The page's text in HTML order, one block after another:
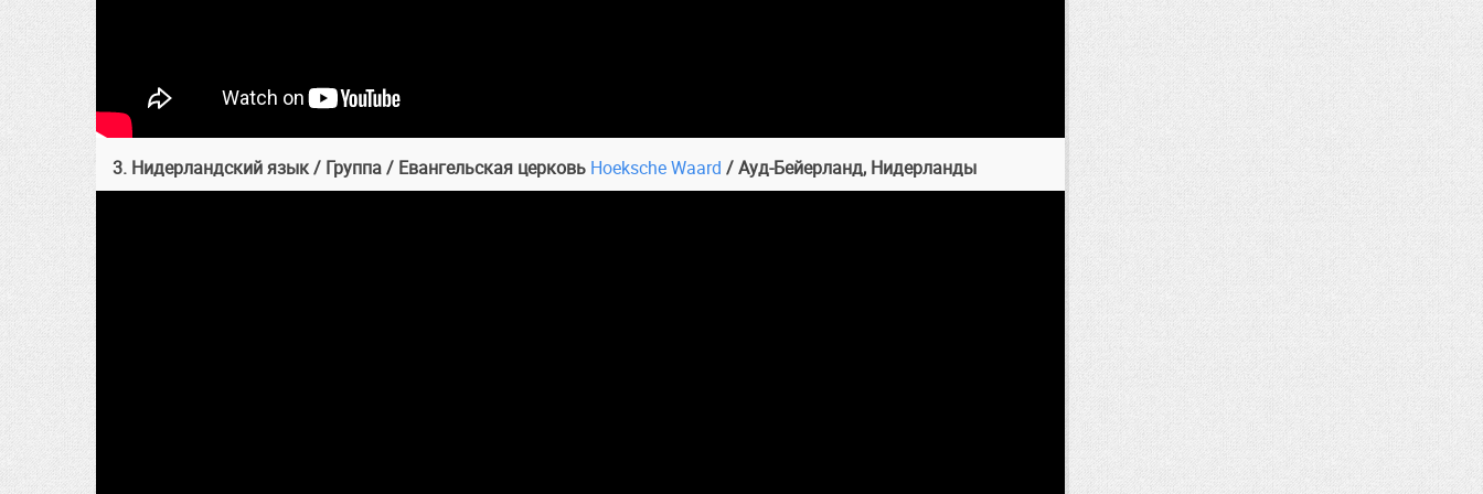
3. Нидерландский язык / Группа / Евангельская церковь Hoeksche Waard / Ауд-Бейерланд, Нидерланды